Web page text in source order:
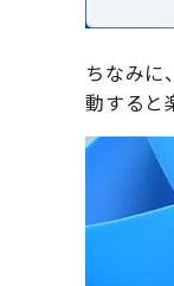
ちなみに
動すると